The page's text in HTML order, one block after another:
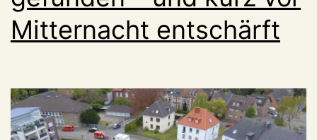
Mitternacht entschärft